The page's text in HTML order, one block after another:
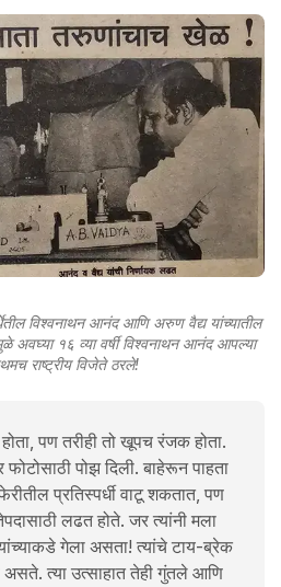
विश्वनाथन आनंद आणि अरुण वैद्य यांच्यातील
अवघ्या १६ व्या वर्षी विश्वनाथन आनंद आपल्या
राष्ट्रीय विजेते ठरले!
पण तरीही तो खूपच रंजक होता.
पोझ दिली. बाहेरून पाहता
प्रतिस्पर्धी वाटू शकतात, पण
लढत होते. जर त्यांनी मला
गेला असता! त्यांचे टाय-ब्रेक
त्या उत्साहात तेही गुंतले आणि